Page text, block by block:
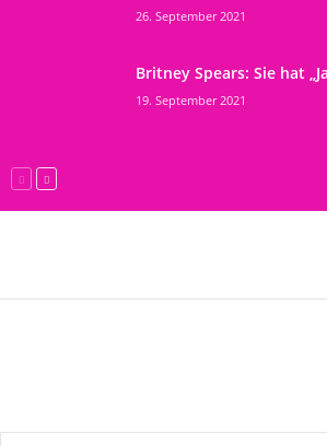
26. September 2021
Britney Spears: Sie hat
19. September 2021